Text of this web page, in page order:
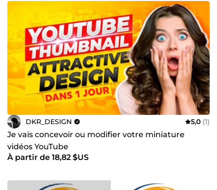
DKR_DESIGN 5,0 (1)
Je vais concevoir ou modifier votre miniature
vidéos YouTube
À partir de 18,82 $US